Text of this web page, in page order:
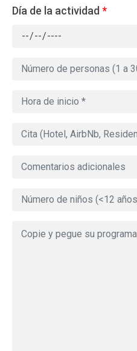
Día de la actividad *